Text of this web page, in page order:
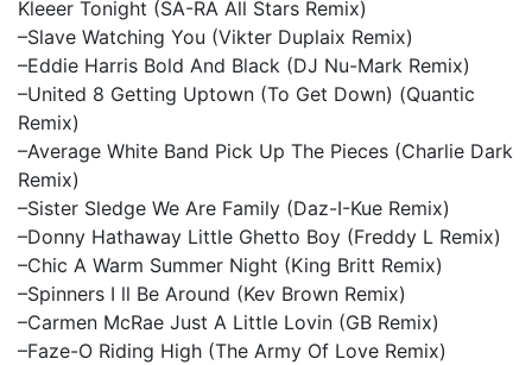
Kleeer Tonight (SA-RA All Stars Remix)
–Slave Watching You (Vikter Duplaix Remix)
–Eddie Harris Bold And Black (DJ Nu-Mark Remix)
–United 8 Getting Uptown (To Get Down) (Quantic
Remix)
–Average White Band Pick Up The Pieces (Charlie Dark
Remix)
–Sister Sledge We Are Family (Daz-I-Kue Remix)
–Donny Hathaway Little Ghetto Boy (Freddy L Remix)
–Chic A Warm Summer Night (King Britt Remix)
–Spinners I ll Be Around (Kev Brown Remix)
–Carmen McRae Just A Little Lovin (GB Remix)
–Faze-O Riding High (The Army Of Love Remix)